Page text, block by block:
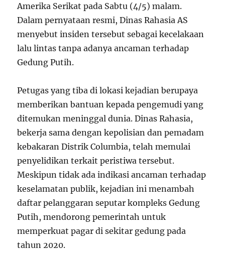
Amerika Serikat pada Sabtu (4/5) malam.
Dalam pernyataan resmi, Dinas Rahasia AS
menyebut insiden tersebut sebagai kecelakaan
lalu lintas tanpa adanya ancaman terhadap
Gedung Putih.
Petugas yang tiba di lokasi kejadian berupaya
memberikan bantuan kepada pengemudi yang
ditemukan meninggal dunia. Dinas Rahasia,
bekerja sama dengan kepolisian dan pemadam
kebakaran Distrik Columbia, telah memulai
penyelidikan terkait peristiwa tersebut.
Meskipun tidak ada indikasi ancaman terhadap
keselamatan publik, kejadian ini menambah
daftar pelanggaran seputar kompleks Gedung
Putih, mendorong pemerintah untuk
memperkuat pagar di sekitar gedung pada
tahun 2020.